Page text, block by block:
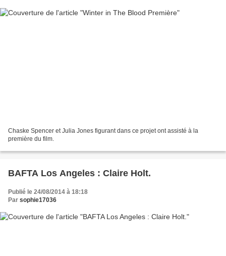
Chaske Spencer et Julia Jones figurant dans ce projet ont assisté à la
première du film.
BAFTA Los Angeles : Claire Holt.
Publié le 24/08/2014 à 18:18
Par sophie17036